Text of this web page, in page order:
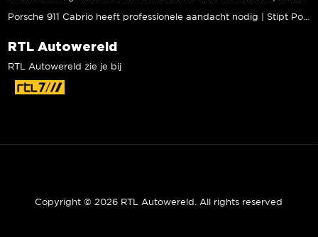
RTL Autowereld
RTL Autowereld zie je bij
Copyright © 2026 RTL Autowereld. All rights reserved